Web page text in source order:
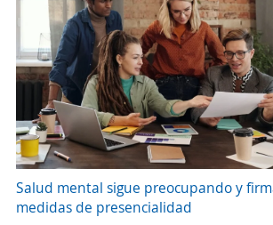
Salud mental sigue preocupando y
medidas de presencialidad